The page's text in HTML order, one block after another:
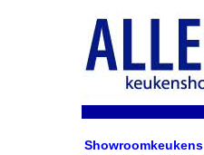
Showroomkeukens